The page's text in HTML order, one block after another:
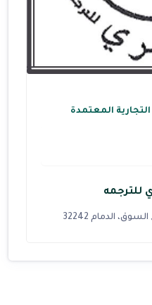
المعتمدة
للترجمه